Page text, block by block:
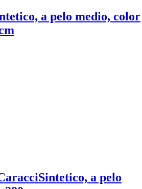
a pelo medio, color
Sintetico, a pelo